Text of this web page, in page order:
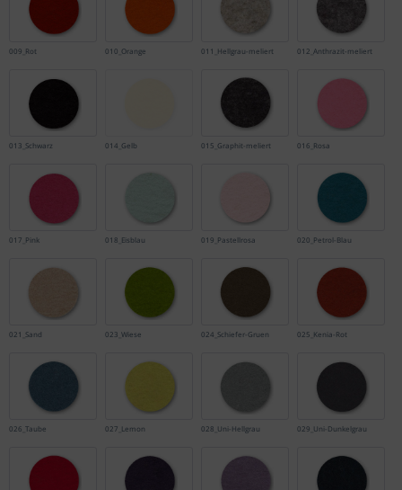
009_Rot 010_Orange 011_Hellgrau-meliert 012_Anthrazit-meliert
013_Schwarz 014_Gelb 015_Graphit-meliert 016_Rosa
017_Pink 018_Eisblau 019_Pastellrosa 020_Petrol-Blau
021_Sand 023_Wiese 024_Schiefer-Gruen 025_Kenia-Rot
026_Taube 027_Lemon 028_Uni-Hellgrau 029_Uni-Dunkelgrau